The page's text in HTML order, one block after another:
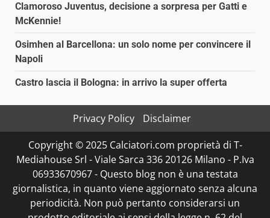
Clamoroso Juventus, decisione a sorpresa per Gatti e
McKennie!
Osimhen al Barcellona: un solo nome per convincere il
Napoli
Castro lascia il Bologna: in arrivo la super offerta
Privacy Policy
Disclaimer
Copyright © 2025 Calciatori.com proprietà di T-
Mediahouse Srl - Viale Sarca 336 20126 Milano - P.Iva
06933670967 - Questo blog non è una testata
giornalistica, in quanto viene aggiornato senza alcuna
periodicità. Non può pertanto considerarsi un